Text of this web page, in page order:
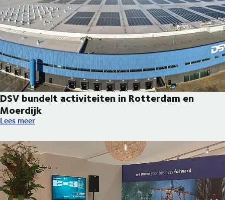
DSV bundelt activiteiten in Rotterdam en
Moerdijk
DSV bundelt activiteiten in Rotterdam en Moerdijk
Lees meer